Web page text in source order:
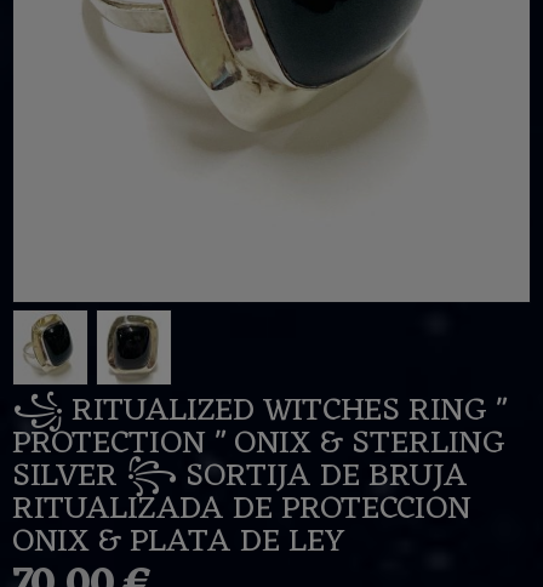
꧁ RITUALIZED WITCHES RING "
PROTECTION " ONIX & STERLING
SILVER ꧂ SORTIJA DE BRUJA
RITUALIZADA DE PROTECCION
ONIX & PLATA DE LEY